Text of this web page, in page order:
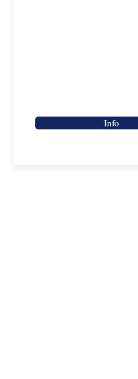
Info